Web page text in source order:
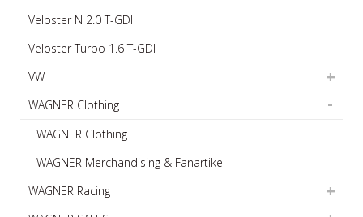
Veloster N 2.0 T-GDI
Veloster Turbo 1.6 T-GDI
VW
WAGNER Clothing
WAGNER Clothing
WAGNER Merchandising & Fanartikel
WAGNER Racing